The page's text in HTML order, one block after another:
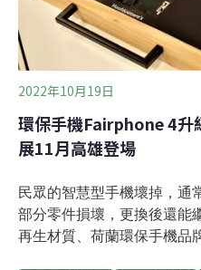
2022年10月19日
環保手機Fairphone 4升
展11月高雄登場
民眾的智慧型手機壞掉，通
部分零件損壞，更換後還能
再生材質、荷蘭環保手機品